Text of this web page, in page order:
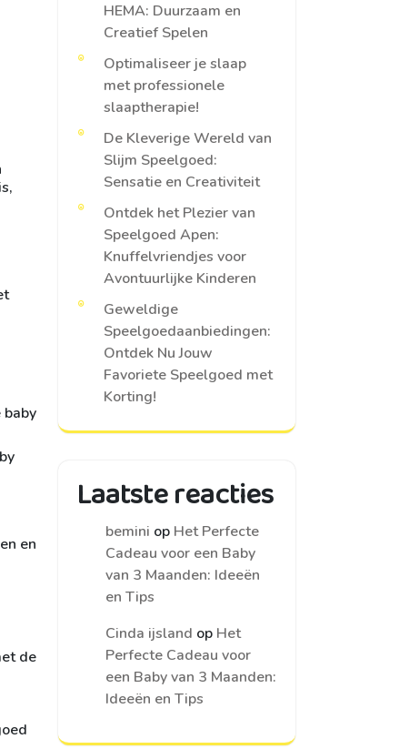
en
de
HEMA: Duurzaam en
Creatief Spelen
Optimaliseer je slaap
met professionele
slaaptherapie!
De Kleverige Wereld van
Slijm Speelgoed:
Sensatie en Creativiteit
Ontdek het Plezier van
Speelgoed Apen:
Knuffelvriendjes voor
Avontuurlijke Kinderen
Geweldige
Speelgoedaanbiedingen:
Ontdek Nu Jouw
Favoriete Speelgoed met
Korting!
Laatste reacties
bemini op Het Perfecte
Cadeau voor een Baby
van 3 Maanden: Ideeën
en Tips
Cinda ijsland op Het
Perfecte Cadeau voor
een Baby van 3 Maanden:
Ideeën en Tips